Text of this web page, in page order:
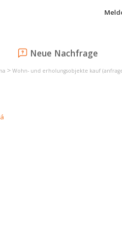
Neue Nachfrage
> Wohn- und erholungsobjekte kauf